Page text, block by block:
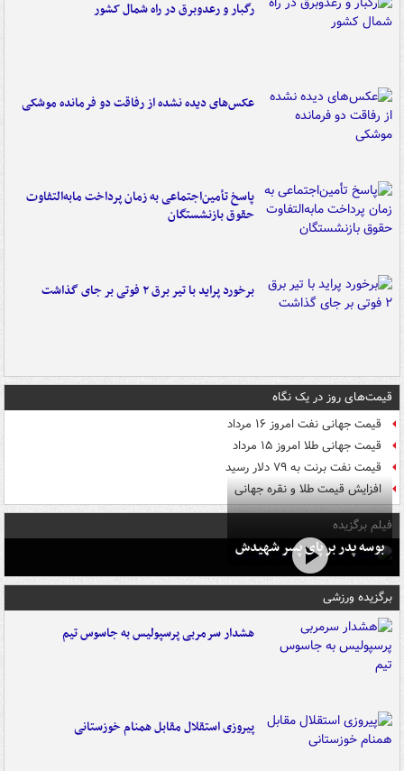
رگبار و رعدوبرق در راه شمال کشور
عکس‌های دیده نشده از رفاقت دو فرمانده‌ موشکی
پاسخ تأمین‌اجتماعی به زمان پرداخت مابه‌التفاوت
حقوق بازنشستگان
برخورد پراید با تیر برق ۲ فوتی بر جای گذاشت
قیمت‌های روز در یک نگاه
قیمت جهانی نفت امروز ۱۶ مرداد
قیمت جهانی طلا امروز ۱۵ مرداد
قیمت نفت برنت به ۷۹ دلار رسید
افزایش قیمت طلا و نقره جهانی
فیلم برگزیده
بوسه‌ پدر بر پای پسر شهیدش
برگزیده ورزشی
هشدار سرمربی پرسپولیس به جاسوس تیم
پیروزی استقلال مقابل همنام خوزستانی